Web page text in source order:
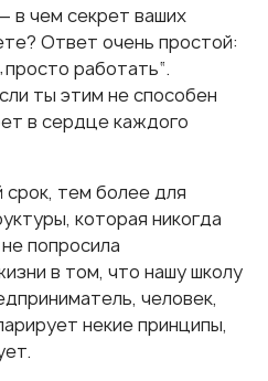
в чем секрет ваших
Ответ очень простой:
работать“.
ты этим не способен
в сердце каждого
тем более для
которая никогда
попросила
в том, что нашу школу
человек,
некие принципы,